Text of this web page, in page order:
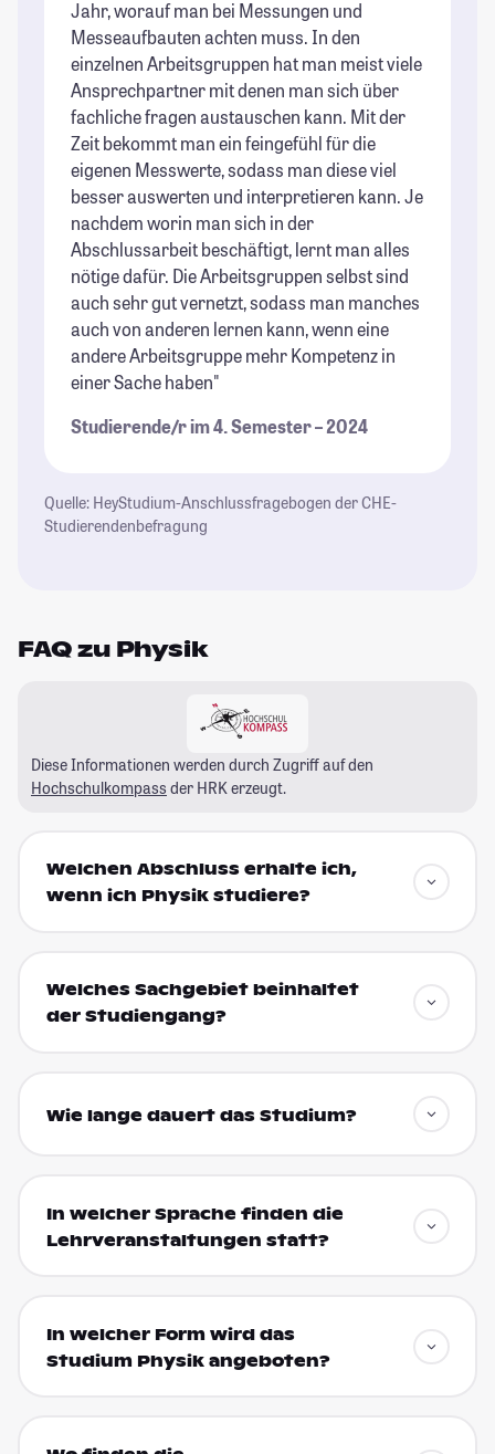
Jahr, worauf man bei Messungen und
Messeaufbauten achten muss. In den
einzelnen Arbeitsgruppen hat man meist viele
Ansprechpartner mit denen man sich über
fachliche fragen austauschen kann. Mit der
Zeit bekommt man ein feingefühl für die
eigenen Messwerte, sodass man diese viel
besser auswerten und interpretieren kann. Je
nachdem worin man sich in der
Abschlussarbeit beschäftigt, lernt man alles
nötige dafür. Die Arbeitsgruppen selbst sind
auch sehr gut vernetzt, sodass man manches
auch von anderen lernen kann, wenn eine
andere Arbeitsgruppe mehr Kompetenz in
einer Sache haben"
Studierende/r im 4. Semester – 2024
Quelle: HeyStudium-Anschlussfragebogen der CHE-
Studierendenbefragung
FAQ zu Physik
Diese Informationen werden durch Zugriff auf den
Hochschulkompass der HRK erzeugt.
Welchen Abschluss erhalte ich,
wenn ich Physik studiere?
Welches Sachgebiet beinhaltet
der Studiengang?
Wie lange dauert das Studium?
In welcher Sprache finden die
Lehrveranstaltungen statt?
In welcher Form wird das
Studium Physik angeboten?